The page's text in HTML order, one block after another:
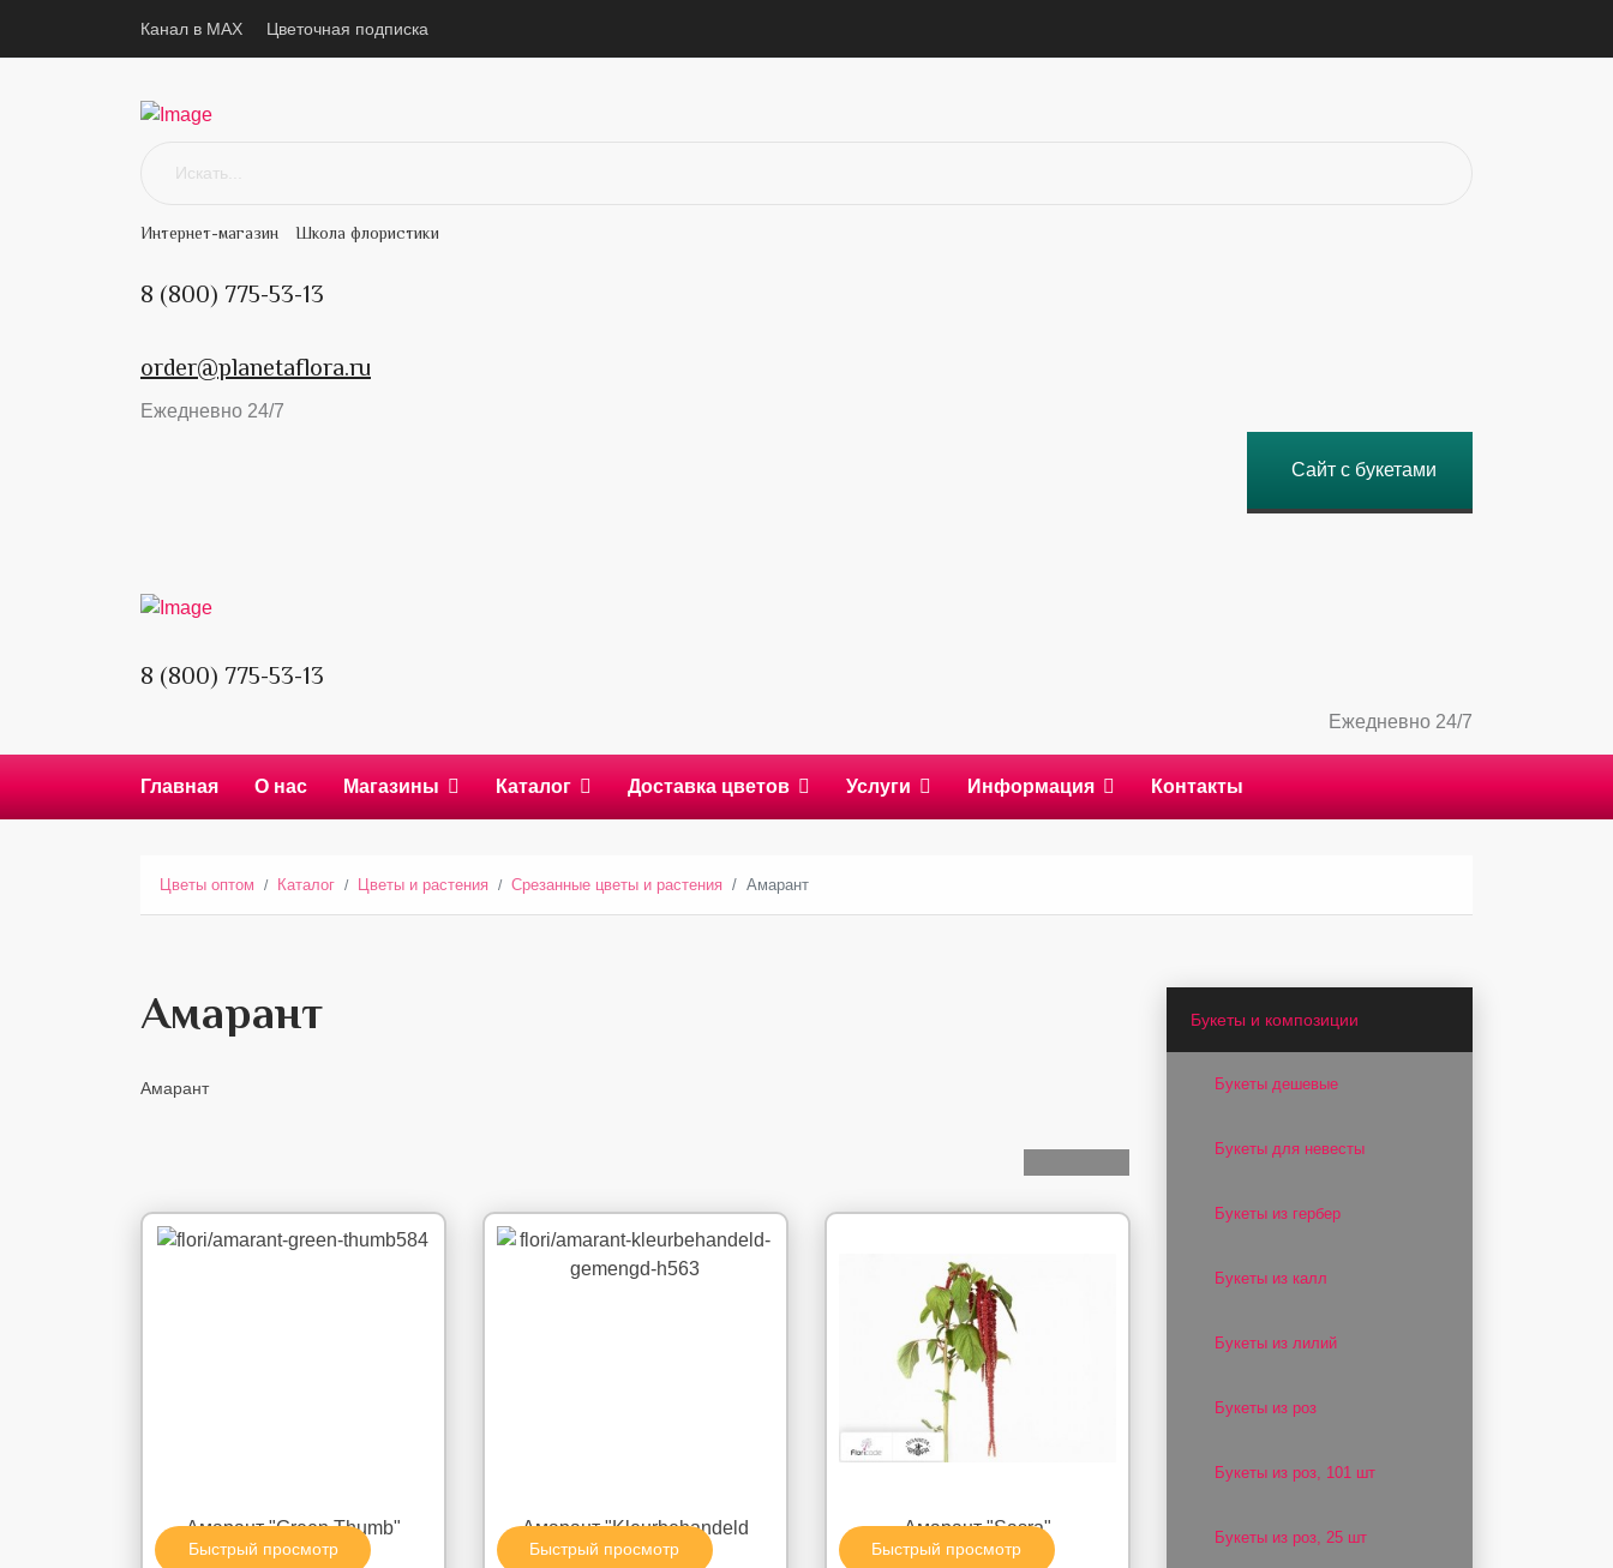
Канал в MAX Цветочная подписка
Интернет-магазин Школа флористики
8 (800) 775-53-13
order@planetaflora.ru
Ежедневно 24/7
Сайт с букетами
8 (800) 775-53-13
Ежедневно 24/7
Главная О нас Магазины Каталог Доставка цветов Услуги Информация Контакты
Цветы оптом Каталог Цветы и растения Срезанные цветы и растения Амарант
Амарант
Амарант
Быстрый просмотр
Амарант "Green Thumb"
Быстрый просмотр
Амарант "Kleurbehandeld
gemengd H%"
Быстрый просмотр
Амарант "Sasra"
Букеты и композиции
Букеты дешевые
Букеты для невесты
Букеты из гербер
Букеты из калл
Букеты из лилий
Букеты из роз
Букеты из роз, 101 шт
Букеты из роз, 25 шт